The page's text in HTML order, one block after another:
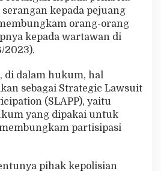
i
t
i
s
kepada pejuang
orang-orang
kepada wartawan di
2023).
di dalam hukum, hal
sebagai Strategic Lawsuit
(SLAPP), yaitu
yang dipakai untuk
partisipasi
pihak kepolisian